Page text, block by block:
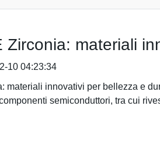
Zirconia: materiali
10 04:23:34
materiali innovativi per bellezza e
semiconduttori, tra cui